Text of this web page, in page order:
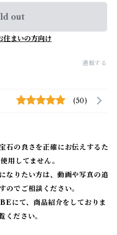
out
住まいの方向け
通報する
(50)
石の良さを正確にお伝えするた
用してません。
なりたい方は、動画や写真の追
のでご相談ください。
にて、商品紹介をしておりま
ください。